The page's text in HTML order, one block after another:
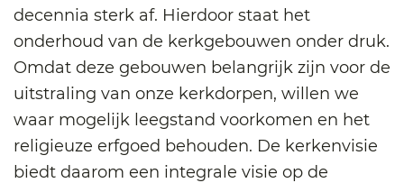
decennia sterk af. Hierdoor staat het
onderhoud van de kerkgebouwen onder druk.
Omdat deze gebouwen belangrijk zijn voor de
uitstraling van onze kerkdorpen, willen we
waar mogelijk leegstand voorkomen en het
religieuze erfgoed behouden. De kerkenvisie
biedt daarom een integrale visie op de